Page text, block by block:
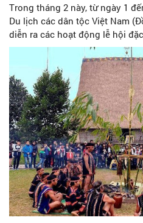
Trong tháng 2 này, từ ngày 1
Du lịch các dân tộc Việt Nam
diễn ra các hoạt động lễ hội
biểu, các món ăn truyền thống
vật đặc trưng của từng dân
diễn các dân ca, dân vũ phong